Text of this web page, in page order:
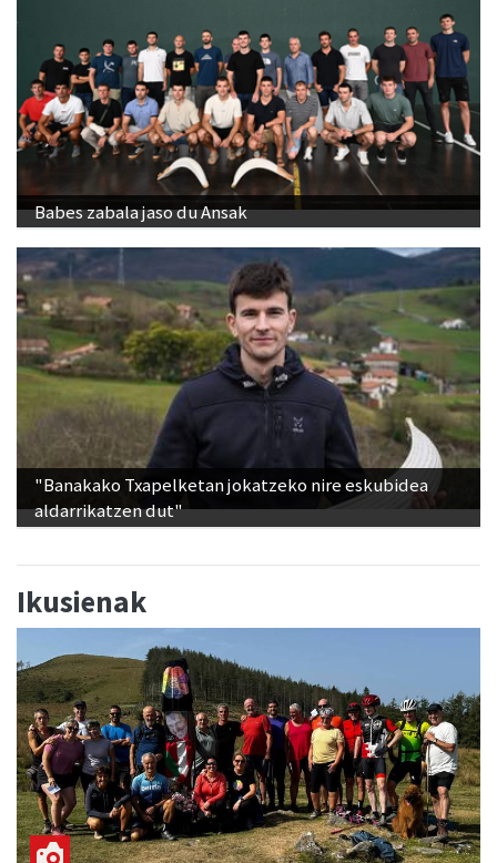
Babes zabala jaso du Ansak
"Banakako Txapelketan jokatzeko nire eskubidea
aldarrikatzen dut"
Ikusienak